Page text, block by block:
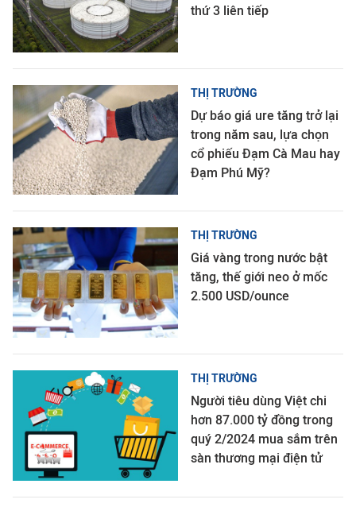
thứ 3 liên tiếp
THỊ TRƯỜNG
Dự báo giá ure tăng trở lại
trong năm sau, lựa chọn
cổ phiếu Đạm Cà Mau hay
Đạm Phú Mỹ?
THỊ TRƯỜNG
Giá vàng trong nước bật
tăng, thế giới neo ở mốc
2.500 USD/ounce
THỊ TRƯỜNG
Người tiêu dùng Việt chi
hơn 87.000 tỷ đồng trong
quý 2/2024 mua sắm trên
sàn thương mại điện tử